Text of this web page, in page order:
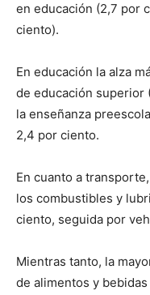
en educación (2,7 por
ciento).
En educación la alza
de educación superior
la enseñanza
2,4 por ciento.
En cuanto a
los combustibles y
ciento, seguida por
Mientras tanto, la
de alimentos y